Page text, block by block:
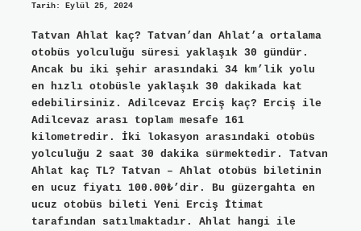
Tarih: Eylül 25, 2024
Tatvan Ahlat kaç? Tatvan’dan Ahlat’a ortalama
otobüs yolculuğu süresi yaklaşık 30 gündür.
Ancak bu iki şehir arasındaki 34 km’lik yolu
en hızlı otobüsle yaklaşık 30 dakikada kat
edebilirsiniz. Adilcevaz Erciş kaç? Erciş ile
Adilcevaz arası toplam mesafe 161
kilometredir. İki lokasyon arasındaki otobüs
yolculuğu 2 saat 30 dakika sürmektedir. Tatvan
Ahlat kaç TL? Tatvan – Ahlat otobüs biletinin
en ucuz fiyatı 100.00₺’dir. Bu güzergahta en
ucuz otobüs bileti Yeni Erciş İtimat
tarafından satılmaktadır. Ahlat hangi ile